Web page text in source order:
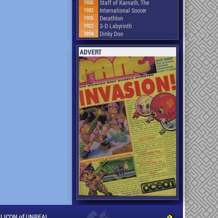
1935 Staff of Karnath, The
1932 International Soccer
1925 Decathlon
1922 3-D Labyrinth
1894 Dinky Doo
ADVERT